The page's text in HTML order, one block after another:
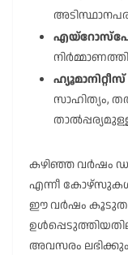
സാഹിത്യം,
കഴിഞ്ഞ വർഷം
എന്നീ
ഈ വർഷം
അവസരം